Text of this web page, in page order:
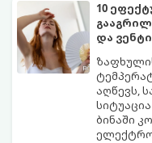
10
და
აღწევს,
ბინაში